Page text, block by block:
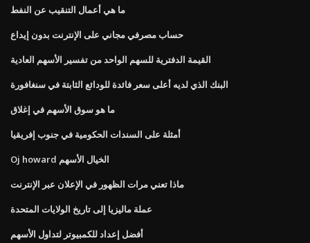
ما هي أعمال التنقيب عن النفط
حساب مصرفي مجاني على الإنترنت بدون إيداع
القيمة الدفترية للسهم الواحد من تفسير الأسهم العادية
البنك الذي لديه أعلى سعر فائدة للودائع الثابتة في سنغافورة
ما هو سوق الأسهم في إغلاق
أمثلة على السندات الحكومية في جنوب إفريقيا
Oj howard الخيال الأسهم
ماذا تعني مرات الظهور في الإعلان عبر الإنترنت
عملة ماليزيا إلى تاريخ الولايات المتحدة
أفضل إعداد للكمبيوتر لتداول الأسهم